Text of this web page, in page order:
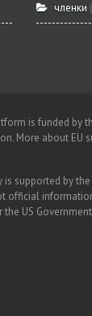
членки
is funded by
More about EU
supported by
official
US